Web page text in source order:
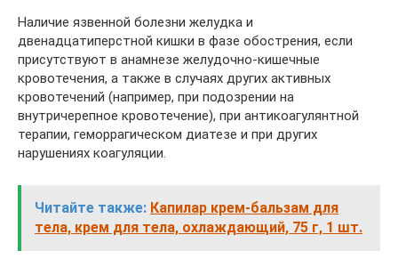
Наличие язвенной болезни желудка и
двенадцатиперстной кишки в фазе обострения, если
присутствуют в анамнезе желудочно-кишечные
кровотечения, а также в случаях других активных
кровотечений (например, при подозрении на
внутричерепное кровотечение), при антикоагулянтной
терапии, геморрагическом диатезе и при других
нарушениях коагуляции.
Читайте также: Капилар крем-бальзам для
тела, крем для тела, охлаждающий, 75 г, 1 шт.